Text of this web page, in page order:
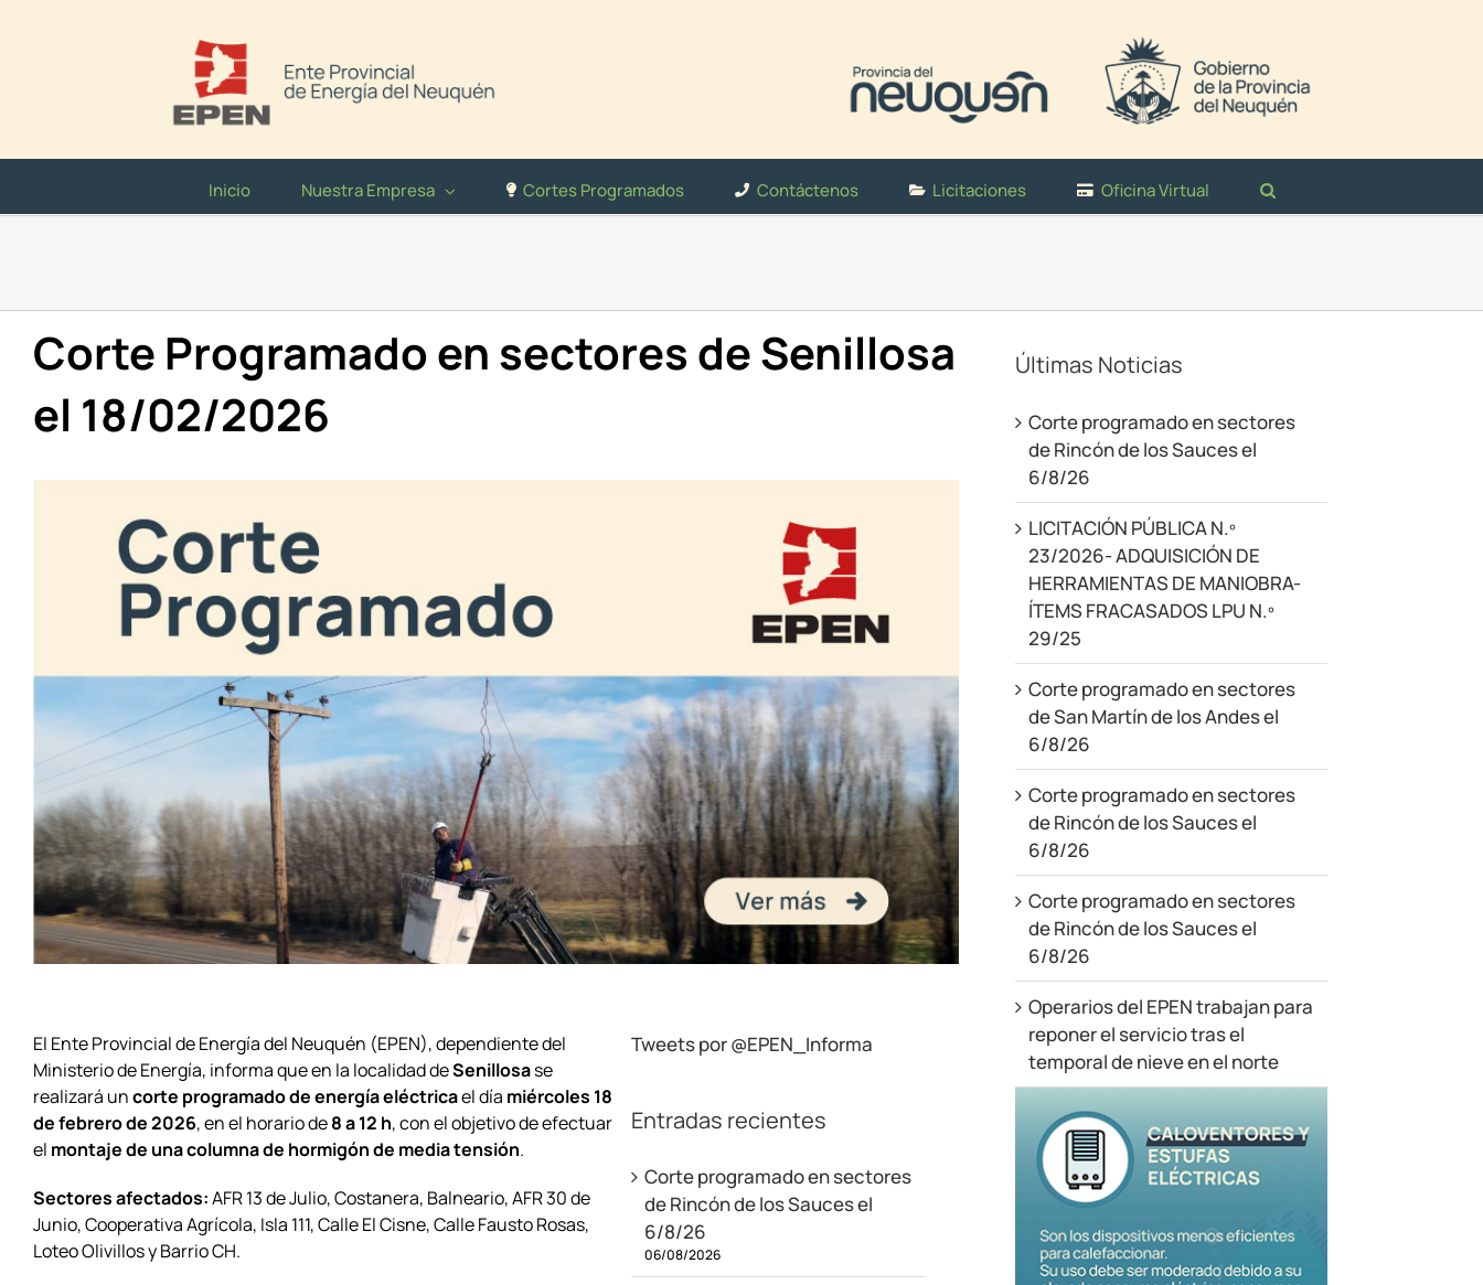
Inicio Nuestra Empresa Cortes Programados Contáctenos Licitaciones Oficina Virtual
Corte Programado en sectores de Senillosa
el 18/02/2026
El Ente Provincial de Energía del Neuquén (EPEN), dependiente del
Ministerio de Energía, informa que en la localidad deSenillosase
realizará uncorte programado de energía eléctricael día miércoles 18
de febrero de 2026, en el horario de8 a 12 h, con el objetivo de efectuar
el montaje de una columna de hormigón de media tensión.
Sectores afectados:AFR 13 de Julio, Costanera, Balneario, AFR 30 de
Junio, Cooperativa Agrícola, Isla 111, Calle El Cisne, Calle Fausto Rosas,
Loteo Olivillos y Barrio CH.
Tweets por @EPEN_Informa
Entradas recientes
Corte programado en sectores
de Rincón de los Sauces el
6/8/26
06/08/2026
Últimas Noticias
Corte programado en sectores
de Rincón de los Sauces el
6/8/26
LICITACIÓN PÚBLICA N.º
23/2026- ADQUISICIÓN DE
HERRAMIENTAS DE MANIOBRA-
ÍTEMS FRACASADOS LPU N.º
29/25
Corte programado en sectores
de San Martín de los Andes el
6/8/26
Corte programado en sectores
de Rincón de los Sauces el
6/8/26
Corte programado en sectores
de Rincón de los Sauces el
6/8/26
Operarios del EPEN trabajan para
reponer el servicio tras el
temporal de nieve en el norte